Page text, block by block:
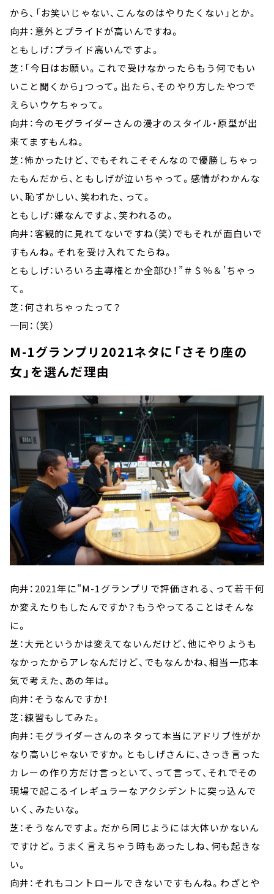
から、「お笑いじゃない、こんなのはやりたくない」とか。
向井：意外とプライドが高いんですね。
ともしげ：プライド高いんですよ。
芝：「今日はお願い。これで受けなかったらもう何でもい
いこと聞くから」つって。出たら、そのやり方したやつで
えらいウケちゃって。
向井：今のモグライダーさんの漫才のスタイル・原型が出
来てますもんね。
芝：怖かったけど、でもそれこそそんなので優勝しちゃっ
たもんだから、ともしげが泣いちゃって。感情がわかんな
い、恥ずかしい、笑われた、って。
ともしげ：嫌なんですよ、笑われるの。
向井：客観的に見れてないですね（笑）でもそれが面白いで
すもんね。それを受け入れてたらね。
ともしげ：いろいろ主導権とか全部ひ！”＃＄％＆’ちゃっ
て。
芝：何されちゃったって？
一同：（笑）
M-1グランプリ2021ネタに「さそり座の
女」を選んだ理由
向井：2021年に"M-1グランプリで評価される、って若干何
か変えたりもしたんですか？もうやってることはそんな
に。
芝：大元というかは変えてないんだけど、他にやりようも
なかったからアレなんだけど、でもなんかね、相当一応本
気で考えた、あの年は。
向井：そうなんですか！
芝：練習もしてみた。
向井：モグライダーさんのネタって本当にアドリブ性がか
なり高いじゃないですか。ともしげさんに、さっき言った
カレーの作り方だけ言っといて、って言って、それでその
現場で起こるイレギュラーなアクシデントに突っ込んで
いく、みたいな。
芝：そうなんですよ。だから同じようには大体いかないん
ですけど。うまく言えちゃう時もあったしね、何も起きな
い。
向井：それもコントロールできないですもんね。わざとや